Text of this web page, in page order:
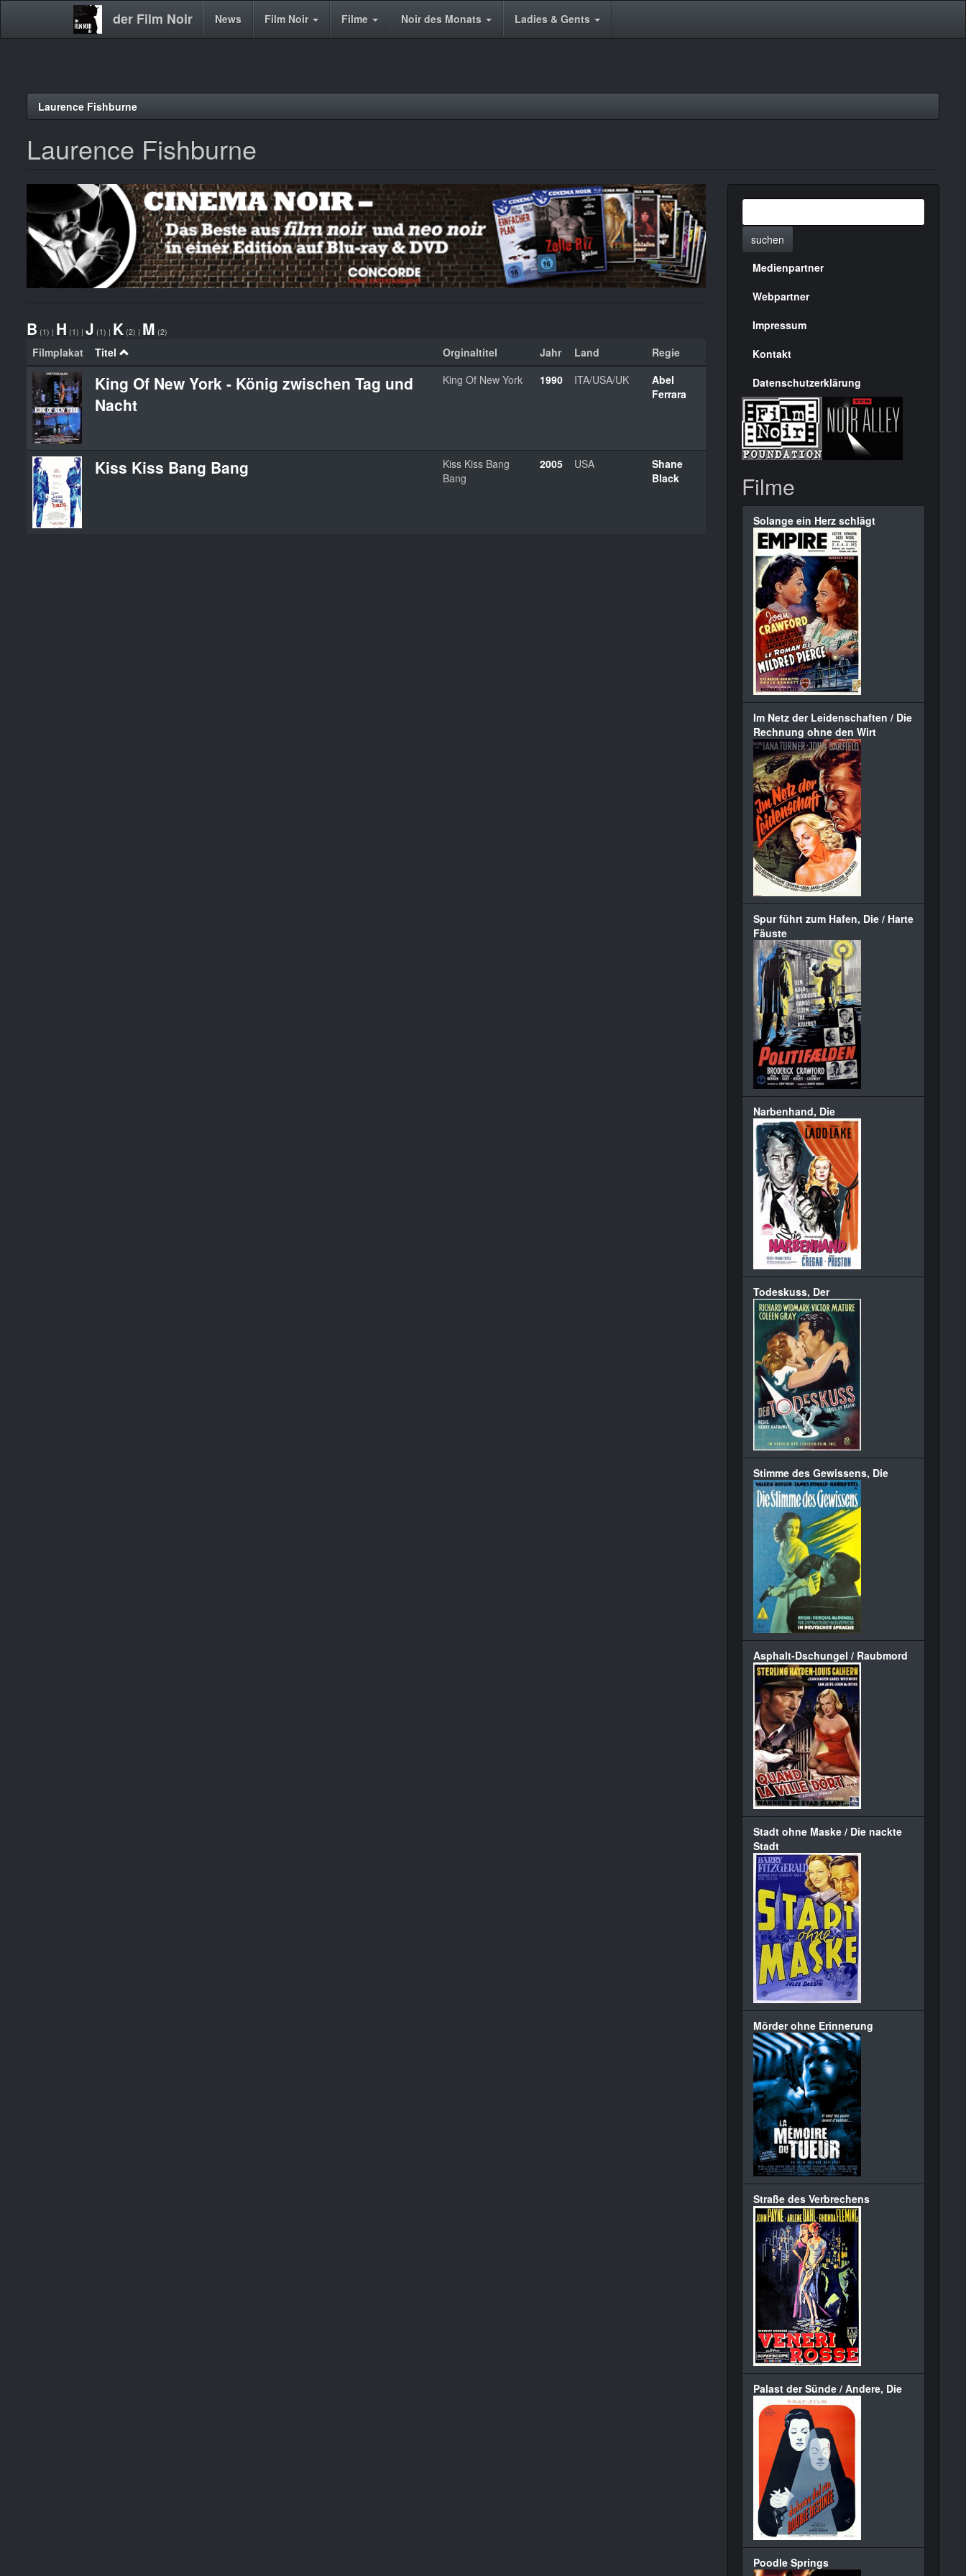
der Film Noir
Main News Film Noir Filme Noir des Monats Ladies & Gents
Laurence Fishburne
Laurence Fishburne
B (1) | H (1) | J (1) | K (2) | M (2)
Filmplakat Titel Orginaltitel Jahr Land Regie
King Of New York - König zwischen Tag und
Nacht
King Of New York 1990 ITA/USA/UK
Abel
Ferrara
Kiss Kiss Bang Bang
Kiss Kiss Bang
Bang
2005 USA
Shane
Black
suchen
Menülinks
rechte
Seite
Medienpartner
Webpartner
Impressum
Kontakt
Datenschutzerklärung
Filme
Solange ein Herz schlägt
Im Netz der Leidenschaften / Die
Rechnung ohne den Wirt
Spur führt zum Hafen, Die / Harte
Fäuste
Narbenhand, Die
Todeskuss, Der
Stimme des Gewissens, Die
Asphalt-Dschungel / Raubmord
Stadt ohne Maske / Die nackte
Stadt
Mörder ohne Erinnerung
Straße des Verbrechens
Palast der Sünde / Andere, Die
Poodle Springs